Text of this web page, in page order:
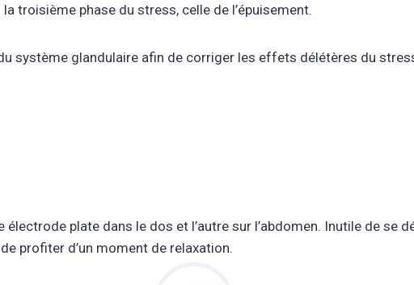
troisième phase du stress, celle de l’épuisement.
système glandulaire afin de corriger les effets délétères du
plate dans le dos et l’autre sur l’abdomen. Inutile de se
profiter d’un moment de relaxation.